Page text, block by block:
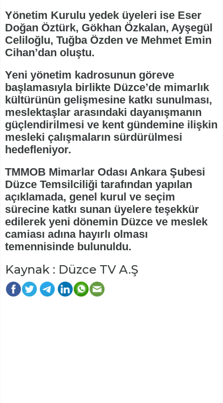
Yönetim Kurulu yedek üyeleri ise Eser
Doğan Öztürk, Gökhan Özkalan, Ayşegül
Celiloğlu, Tuğba Özden ve Mehmet Emin
Cihan’dan oluştu.
Yeni yönetim kadrosunun göreve
başlamasıyla birlikte Düzce’de mimarlık
kültürünün gelişmesine katkı sunulması,
meslektaşlar arasındaki dayanışmanın
güçlendirilmesi ve kent gündemine ilişkin
mesleki çalışmaların sürdürülmesi
hedefleniyor.
TMMOB Mimarlar Odası Ankara Şubesi
Düzce Temsilciliği tarafından yapılan
açıklamada, genel kurul ve seçim
sürecine katkı sunan üyelere teşekkür
edilerek yeni dönemin Düzce ve meslek
camiası adına hayırlı olması
temennisinde bulunuldu.
Kaynak : Düzce TV A.Ş